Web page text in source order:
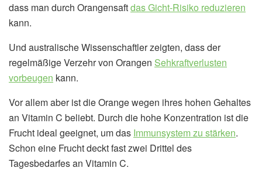
dass man durch Orangensaftdas Gicht-Risiko reduzieren
kann.
Und australische Wissenschaftler zeigten, dass der
regelmäßige Verzehr von Orangen Sehkraftverlusten
vorbeugen kann.
Vor allem aber ist die Orange wegen ihres hohen Gehaltes
an Vitamin C beliebt. Durch die hohe Konzentration ist die
Frucht ideal geeignet, um das Immunsystem zu stärken.
Schon eine Frucht deckt fast zwei Drittel des
Tagesbedarfes an Vitamin C.